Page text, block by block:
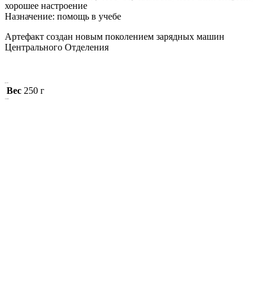
хорошее настроение
Назначение: помощь в учебе
Артефакт создан новым поколением зарядных машин
Центрального Отделения
Вес 250 г